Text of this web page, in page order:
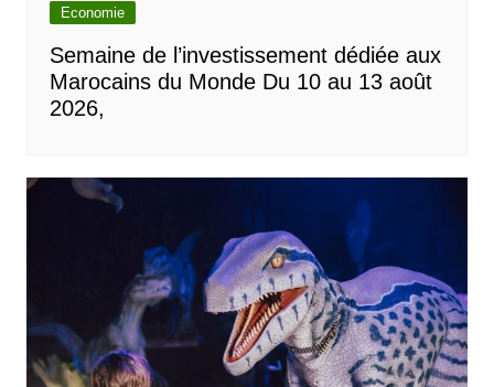
Economie
Semaine de l’investissement dédiée aux
Marocains du Monde Du 10 au 13 août
2026,